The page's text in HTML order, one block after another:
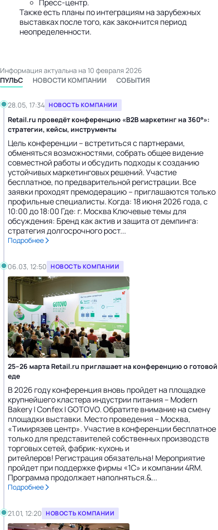
Пресс-центр.
Также есть планы по интеграциям на зарубежных
выставках после того, как закончится период
неопределенности.
Информация актуальна на 10 февраля 2026
ПУЛЬС
НОВОСТИ КОМПАНИИ СОБЫТИЯ
28.05, 17:34 НОВОСТЬ КОМПАНИИ
Retail.ru проведёт конференцию «B2B маркетинг на 360°»:
стратегии, кейсы, инструменты
Цель конференции – встретиться с партнерами,
обменяться возможностями, собрать общее видение
совместной работы и обсудить подходы к созданию
устойчивых маркетинговых решений. Участие
бесплатное, по предварительной регистрации. Все
заявки проходят премодерацию – приглашаются только
профильные специалисты. Когда: 18 июня 2026 года, с
10:00 до 18:00 Где: г. Москва Ключевые темы для
обсуждения: Бренд как актив и защита от демпинга:
стратегия долгосрочного рост...
Подробнее
06.03, 12:50 НОВОСТЬ КОМПАНИИ
25–26 марта Retail.ru приглашает на конференцию о готовой
еде
В 2026 году конференция вновь пройдет на площадке
крупнейшего кластера индустрии питания – Modern
Bakery | Confex | GOTOVO. Обратите внимание на смену
площадки выставки. Место проведения – Москва,
«Тимирязев центр». Участие в конференции бесплатное
только для представителей собственных производств
торговых сетей, фабрик-кухонь и
ритейлеров! Регистрация обязательна! Мероприятие
пройдет при поддержке фирмы «1С» и компании 4RM.
Программа продолжает наполняться.&...
Подробнее
21.01, 12:20 НОВОСТЬ КОМПАНИИ